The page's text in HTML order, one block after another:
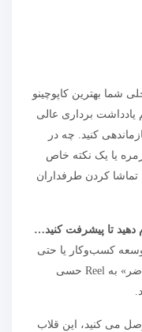
شما بهترین کاپوچینو
برداری عالی
کنید. چه در
یا یک نکته خاص
کردن طرفداران
کسب‌وکار یا حتی
سلامت روان باشید، افزودن «در حال حاضر» به Reel حسی
می کنید، این قلاب